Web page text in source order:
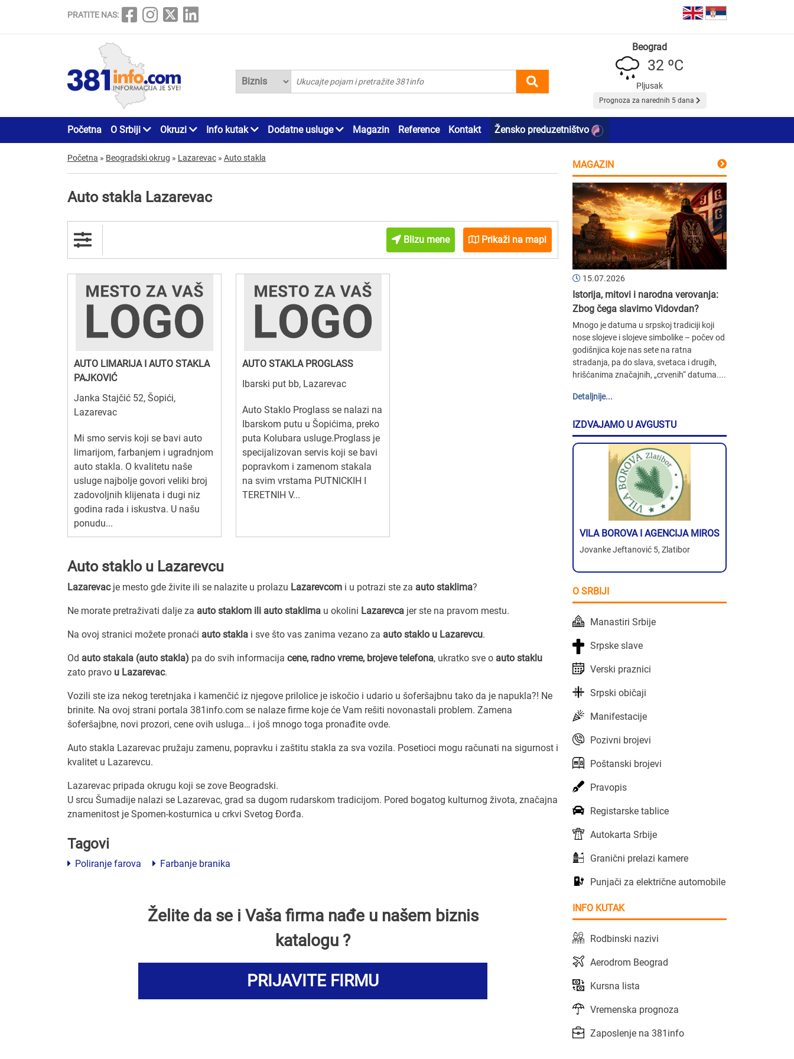
PRATITE NAS:
Beograd
32 ºC
Pljusak
Prognoza za narednih 5 dana
Početna O Srbiji Okruzi Info kutak Dodatne usluge Magazin Reference Kontakt Žensko preduzetništvo
Početna » Beogradski okrug » Lazarevac » Auto stakla
Auto stakla Lazarevac
Blizu mene Prikaži na mapi
AUTO LIMARIJA I AUTO STAKLA
PAJKOVIĆ
Janka Stajčić 52, Šopići,
Lazarevac
Mi smo servis koji se bavi auto
limarijom, farbanjem i ugradnjom
auto stakla. O kvalitetu naše
usluge najbolje govori veliki broj
zadovoljnih klijenata i dugi niz
godina rada i iskustva. U našu
ponudu...
AUTO STAKLA PROGLASS
Ibarski put bb, Lazarevac
Auto Staklo Proglass se nalazi na
Ibarskom putu u Šopićima, preko
puta Kolubara usluge.Proglass je
specijalizovan servis koji se bavi
popravkom i zamenom stakala
na svim vrstama PUTNICKIH I
TERETNIH V...
Auto staklo u Lazarevcu
Lazarevacje mesto gde živite ili se nalazite u prolazu Lazarevcom i u potrazi ste za auto staklima?
Ne morate pretraživati dalje za auto staklom ili auto staklima u okolini Lazarevca jer ste na pravom mestu.
Na ovoj stranici možete pronaći auto stakla i sve što vas zanima vezano za auto staklo u Lazarevcu.
Od auto stakala (auto stakla) pa do svih informacija cene, radno vreme, brojeve telefona, ukratko sve o auto staklu
zato pravo u Lazarevac.
Vozili ste iza nekog teretnjaka i kamenčić iz njegove prilolice je iskočio i udario u šoferšajbnu tako da je napukla?! Ne
brinite. Na ovoj strani portala 381info.com se nalaze firme koje će Vam rešiti novonastali problem. Zamena
šoferšajbne, novi prozori, cene ovih usluga… i još mnogo toga pronađite ovde.
Auto stakla Lazarevac pružaju zamenu, popravku i zaštitu stakla za sva vozila. Posetioci mogu računati na sigurnost i
kvalitet u Lazarevcu.
Lazarevac pripada okrugu koji se zove Beogradski.
U srcu Šumadije nalazi se Lazarevac, grad sa dugom rudarskom tradicijom. Pored bogatog kulturnog života, značajna
znamenitost je Spomen-kosturnica u crkvi Svetog Đorđa.
Tagovi
Poliranje farova Farbanje branika
Želite da se i Vaša firma nađe u našem biznis
katalogu ?
PRIJAVITE FIRMU
MAGAZIN
15.07.2026
Istorija, mitovi i narodna verovanja:
Zbog čega slavimo Vidovdan?
Mnogo je datuma u srpskoj tradiciji koji
nose slojeve i slojeve simbolike – počev od
godišnjica koje nas sete na ratna
stradanja, pa do slava, svetaca i drugih,
hrišćanima značajnih, „crvenih“ datuma....
Detaljnije...
IZDVAJAMO U AVGUSTU
VILA BOROVA I AGENCIJA MIROS
Jovanke Jeftanović 5, Zlatibor
O SRBIJI
Manastiri Srbije
Srpske slave
Verski praznici
Srpski običaji
Manifestacije
Pozivni brojevi
Poštanski brojevi
Pravopis
Registarske tablice
Autokarta Srbije
Granični prelazi kamere
Punjači za električne automobile
INFO KUTAK
Rodbinski nazivi
Aerodrom Beograd
Kursna lista
Vremenska prognoza
Zaposlenje na 381info